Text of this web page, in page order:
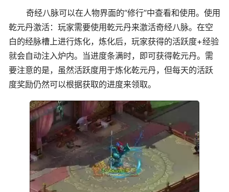
奇经八脉可以在人物界面的“修行”中查看和使用。使用
乾元丹激活：玩家需要使用乾元丹来激活奇经八脉。在空
白的经脉槽上进行炼化，炼化后，玩家获得的活跃度+经验
就会自动注入炉内。当进度条满时，即可获得乾元丹。需
要注意的是，虽然活跃度用于炼化乾元丹，但每天的活跃
度奖励仍然可以根据获取的进度来领取。